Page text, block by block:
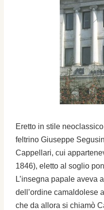
Eretto in stile
feltrino Giuseppe
Cappellari, cui
1846), eletto al soglio
L’insegna papale aveva
dell’ordine camaldolese
che da allora si chiamò